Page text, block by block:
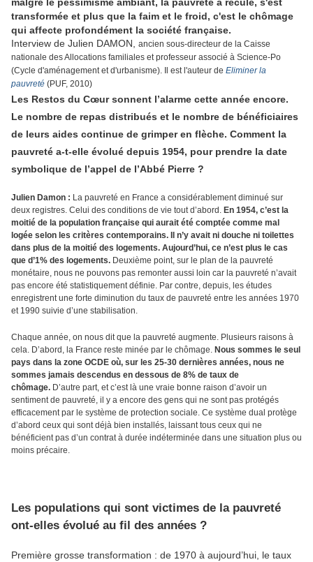
transformée et plus que la faim et le froid, c'est le chômage
qui affecte profondément la société française.
Interview de Julien DAMON, ancien sous-directeur de la Caisse
nationale des Allocations familiales et professeur associé à Science-Po
(Cycle d'aménagement et d'urbanisme).
Il est l'auteur de Eliminer la
pauvreté (PUF, 2010)
Les Restos du Cœur sonnent l’alarme cette année encore.
Le nombre de repas distribués et le nombre de bénéficiaires
de leurs aides continue de grimper en flèche. Comment la
pauvreté a-t-elle évolué depuis 1954, pour prendre la date
symbolique de l’appel de l’Abbé Pierre ?
Julien Damon : La pauvreté en France a considérablement diminué sur
deux registres. Celui des conditions de vie tout d’abord. En 1954, c’est la
moitié de la population française qui aurait été comptée comme mal
logée selon les critères contemporains. Il n’y avait ni douche ni toilettes
dans plus de la moitié des logements. Aujourd’hui, ce n’est plus le cas
que d’1% des logements. Deuxième point, sur le plan de la pauvreté
monétaire, nous ne pouvons pas remonter aussi loin car la pauvreté n’avait
pas encore été statistiquement définie. Par contre, depuis, les études
enregistrent une forte diminution du taux de pauvreté entre les années 1970
et 1990 suivie d’une stabilisation.
Chaque année, on nous dit que la pauvreté augmente. Plusieurs raisons à
cela. D’abord, la France reste minée par le chômage. Nous sommes le seul
pays dans la zone OCDE où, sur les 25-30 dernières années, nous ne
sommes jamais descendus en dessous de 8% de taux de
chômage. D’autre part, et c’est là une vraie bonne raison d’avoir un
sentiment de pauvreté, il y a encore des gens qui ne sont pas protégés
efficacement par le système de protection sociale. Ce système dual protège
d’abord ceux qui sont déjà bien installés, laissant tous ceux qui ne
bénéficient pas d’un contrat à durée indéterminée dans une situation plus ou
moins précaire.
Les populations qui sont victimes de la pauvreté
ont-elles évolué au fil des années ?
Première grosse transformation : de 1970 à aujourd’hui, le taux